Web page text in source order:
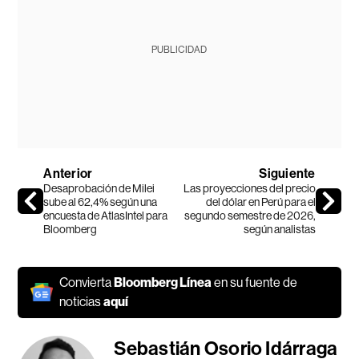
PUBLICIDAD
Anterior
Desaprobación de Milei
sube al 62,4% según una
encuesta de AtlasIntel para
Bloomberg
Siguiente
Las proyecciones del precio
del dólar en Perú para el
segundo semestre de 2026,
según analistas
ConviertaBloomberg Línea en su fuente de
noticiasaquí
Sebastián Osorio Idárraga